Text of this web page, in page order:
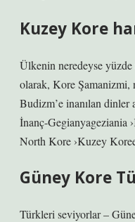
Kuzey Kore
Ülkenin neredeyse
olarak, Kore Şamanizmi,
Budizm’e inanılan dinler
İnanç-
North Kore ›Kuzey
Güney Kore
Türkleri seviyorlar –